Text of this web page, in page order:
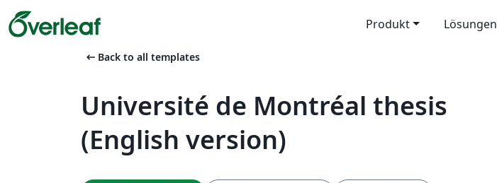
Produkt Lösungen
arrow_left_alt Back to all templates
Université de Montréal thesis
(English version)